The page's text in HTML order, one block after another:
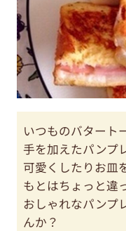
いつものバタート
手を加えたパンプ
可愛くしたりお皿
もとはちょっと違
おしゃれなパンプ
んか？